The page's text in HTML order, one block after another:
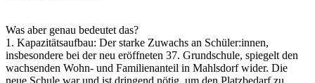
Was aber genau bedeutet das?
1. Kapazitätsaufbau: Der starke Zuwachs an Schüler:innen,
insbesondere bei der neu eröffneten 37. Grundschule, spiegelt den
wachsenden Wohn- und Familienanteil in Mahlsdorf wider. Die
neue Schule war und ist dringend nötig, um den Platzbedarf zu